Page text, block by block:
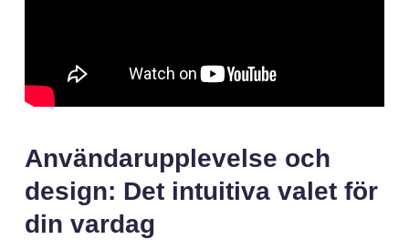
Användarupplevelse och
design: Det intuitiva valet för
din vardag